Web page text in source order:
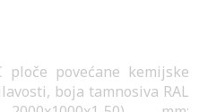
ploče povećane kemijske
boja tamnosiva RAL